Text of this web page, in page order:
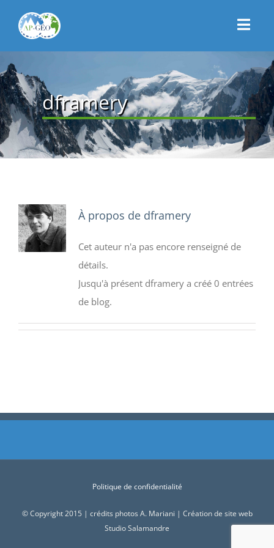
ACCUEIL
PRÉSENTATION
ACTUALITÉS
dframery
À propos de dframery
Cet auteur n'a pas encore renseigné de
détails.
Jusqu'à présent dframery a créé 0 entrées
de blog.
Politique de confidentialité
© Copyright 2015 | crédits photos A. Mariani | Création de site web
Studio Salamandre